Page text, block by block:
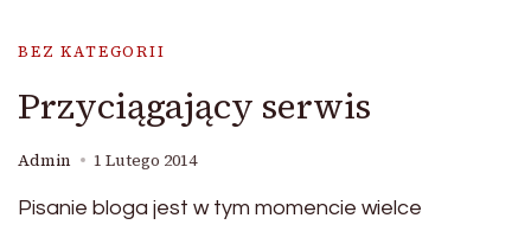
BEZ KATEGORII
Przyciągający serwis
Admin 1 Lutego 2014
Pisanie bloga jest w tym momencie wielce